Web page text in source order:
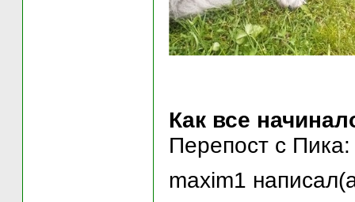
Как все
Перепост с Пика:
maxim1